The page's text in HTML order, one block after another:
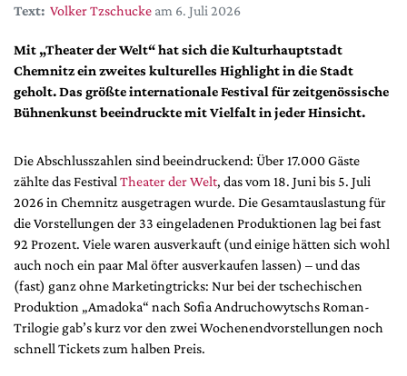
DdB-map
Kalender
Premierensuche
Festival-Planer
Alle Hefte
Leseproben
Podcast
Service
Shop / Abo
Newsletter
Redaktion
Text: Volker Tzschucke am 6. Juli 2026
Mit „Theater der Welt“ hat sich die Kulturhauptstadt
Chemnitz ein zweites kulturelles Highlight in die Stadt
geholt. Das größte internationale Festival für zeitgenössische
Bühnenkunst beeindruckte mit Vielfalt in jeder Hinsicht.
Die Abschlusszahlen sind beeindruckend: Über 17.000 Gäste
zählte das Festival Theater der Welt, das vom 18. Juni bis 5. Juli
2026 in Chemnitz ausgetragen wurde. Die Gesamtauslastung für
die Vorstellungen der 33 eingeladenen Produktionen lag bei fast
92 Prozent. Viele waren ausverkauft (und einige hätten sich wohl
auch noch ein paar Mal öfter ausverkaufen lassen) – und das
(fast) ganz ohne Marketingtricks: Nur bei der tschechischen
Produktion „Amadoka“ nach Sofia Andruchowytschs Roman-
Trilogie gab’s kurz vor den zwei Wochenendvorstellungen noch
schnell Tickets zum halben Preis.